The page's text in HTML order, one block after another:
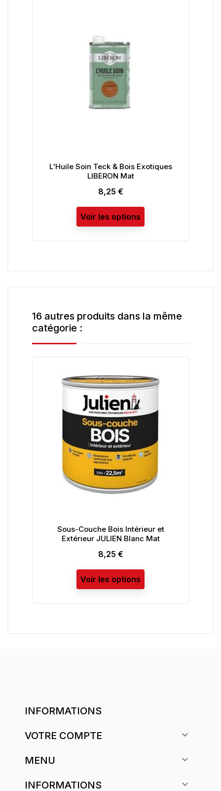
L'Huile Soin Teck & Bois Exotiques
LIBERON Mat
Prix
8,25 €
Voir les options
16 autres produits dans la même
catégorie :
Sous-Couche Bois Intérieur et
Extérieur JULIEN Blanc Mat
Prix
8,25 €
Voir les options
INFORMATIONS
VOTRE COMPTE 
MENU 
INFORMATIONS 